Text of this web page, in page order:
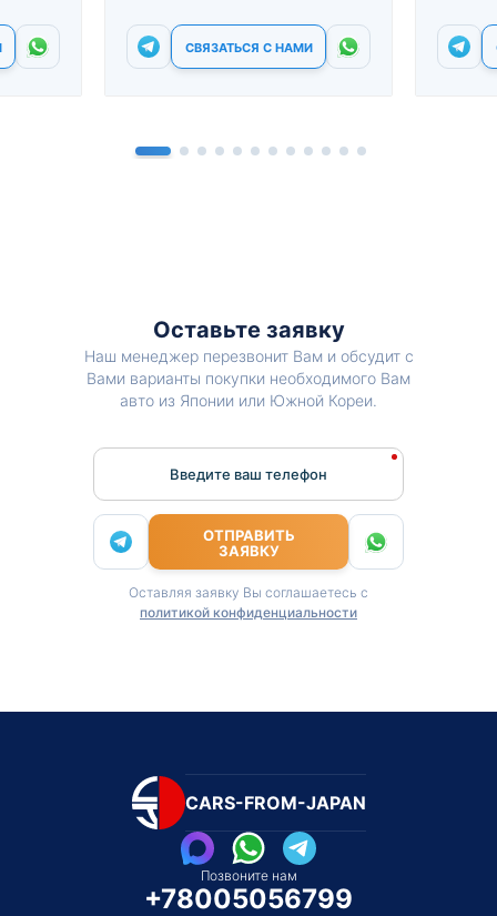
СВЯЗАТЬСЯ С НАМИ
Оставьте заявку
Наш менеджер перезвонит Вам и обсудит с
Вами варианты покупки необходимого Вам
авто из Японии или Южной Кореи.
Введите ваш телефон
ОТПРАВИТЬ
ЗАЯВКУ
Оставляя заявку Вы соглашаетесь с
политикой конфиденциальности
CARS-FROM-JAPAN
Позвоните нам
+78005056799